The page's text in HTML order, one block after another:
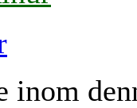
inom